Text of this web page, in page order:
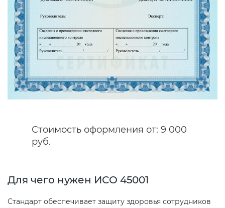
Стоимость оформления от: 9 000
руб.
Для чего нужен ИСО 45001
Стандарт обеспечивает защиту здоровья сотрудников
Сертификация спортивных
товаров
Сертификация электротехники
Сертификация ресурсов
Остальное
Декларация ТР ТС
Декларирование косметики (ТР
ТС 009)
Декларирование оборудования
Декларирование пищевой
Декларирование алкогольной